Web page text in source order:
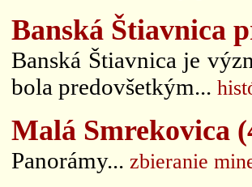
Banská Štiavnica
Banská Štiavnica je
bola predovšetkým...
Malá Smrekovica
Panorámy... zbieranie